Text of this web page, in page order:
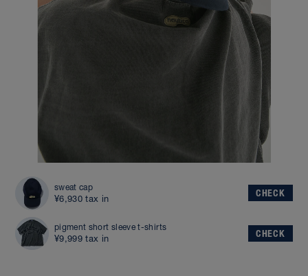
sweat cap
¥6,930 tax in CHECK
pigment short sleeve t-shirts
¥9,999 tax in CHECK